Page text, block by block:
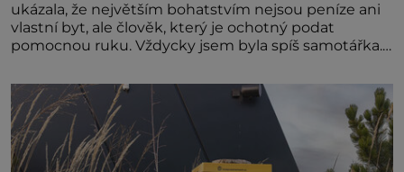
ukázala, že největším bohatstvím nejsou peníze ani
vlastní byt, ale člověk, který je ochotný podat
pomocnou ruku. Vždycky jsem byla spíš samotářka.
ani partnera. Stačily mi knihy, práce a hlavně klid.
Hned po studiích jsem odešla z rodného města,